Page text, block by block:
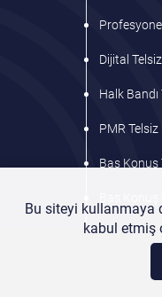
Dijital
Halk
PMR
Bas Konuş
Bu siteyi kullanmaya
kabul etmiş